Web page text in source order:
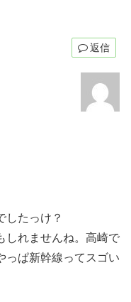
返信
したっけ？
しれませんね。高崎で
ぱ新幹線ってスゴい